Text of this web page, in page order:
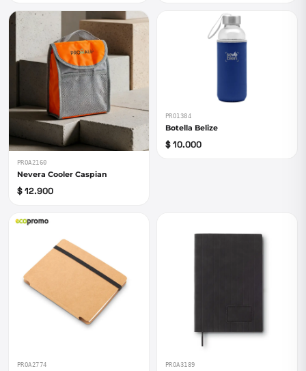
PROA2160
Nevera Cooler Caspian
$ 12.900
PRO1384
Botella Belize
$ 10.000
PROA2774 PROA3189